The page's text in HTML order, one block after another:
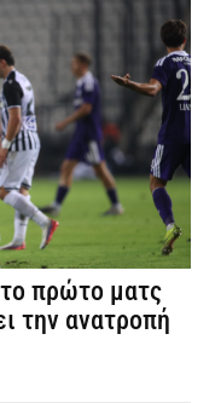
πρώτο ματς
την ανατροπή